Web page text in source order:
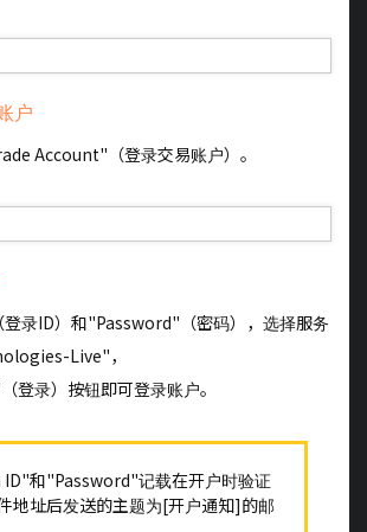
户
Account"（登录交易账户）。
录ID）和"Password"（密码），选择服务
Live"，
登录）按钮即可登录账户。
和"Password"记载在开户时验证
地址后发送的主题为[开户通知]的邮